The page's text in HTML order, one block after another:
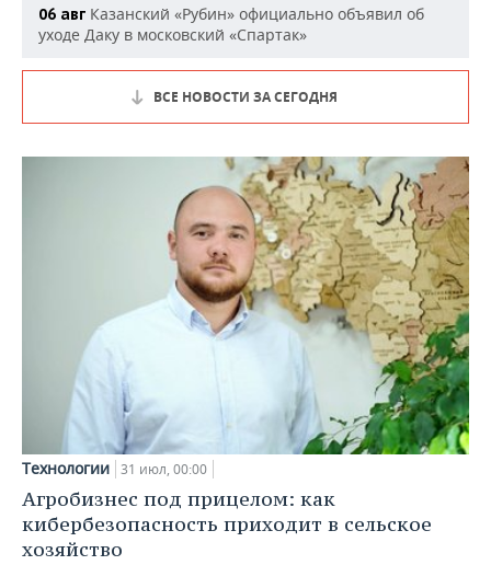
06 авг Казанский «Рубин» официально объявил об
уходе Даку в московский «Спартак»
ВСЕ НОВОСТИ ЗА СЕГОДНЯ
Технологии 31 июл, 00:00
Агробизнес под прицелом: как
кибербезопасность приходит в сельское
хозяйство